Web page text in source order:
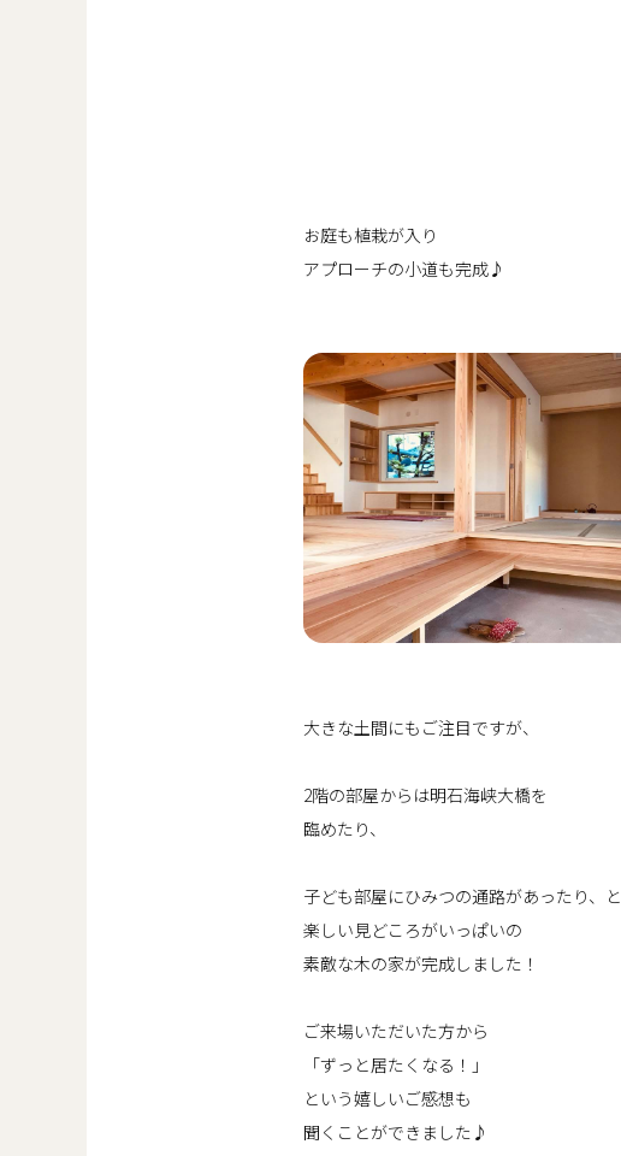
お庭も植栽が入り
アプローチの小道も完成♪
大きな土間にもご注目ですが、
2階の部屋からは明石海峡大橋を
臨めたり、
子ども部屋にひみつの通路があったり、と
楽しい見どころがいっぱいの
素敵な木の家が完成しました！
ご来場いただいた方から
「ずっと居たくなる！」
という嬉しいご感想も
聞くことができました♪